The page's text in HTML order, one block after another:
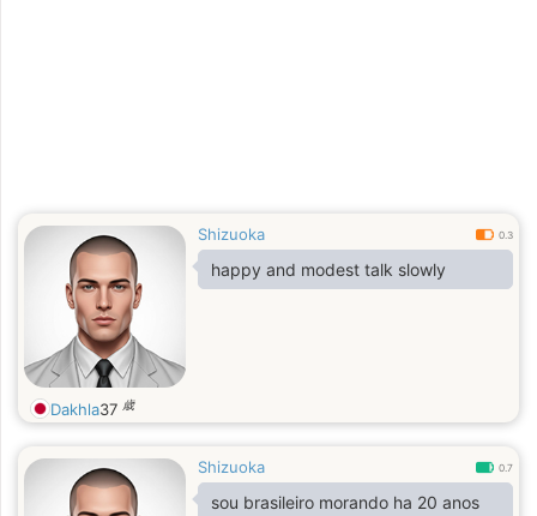
Shizuoka 0.3
happy and modest talk slowly
Dakhla37 歳
Shizuoka 0.7
sou brasileiro morando ha 20 anos